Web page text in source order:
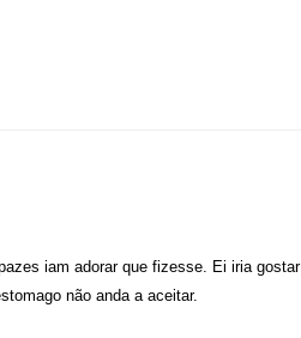
iam adorar que fizesse. Ei iria gostar
não anda a aceitar.